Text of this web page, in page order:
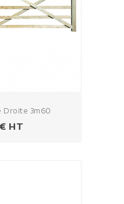
Droite 3m60
HT